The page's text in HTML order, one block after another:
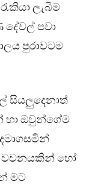
ලැබීම
පවා
පුරාවටම
සියලුදෙනාත්
හා ඔවුන්ගේම
වචනයකින් හෝ
මට